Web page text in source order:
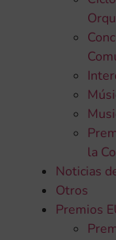
la
Noticias
Otros
Premios